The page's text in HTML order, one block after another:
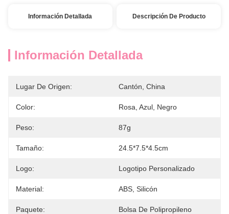
Información Detallada Descripción De Producto
Información Detallada
Lugar De Origen: Cantón, China
Color: Rosa, Azul, Negro
Peso: 87g
Tamaño: 24.5*7.5*4.5cm
Logo: Logotipo Personalizado
Material: ABS, Silicón
Paquete: Bolsa De Polipropileno